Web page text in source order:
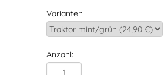
Varianten
Anzahl: